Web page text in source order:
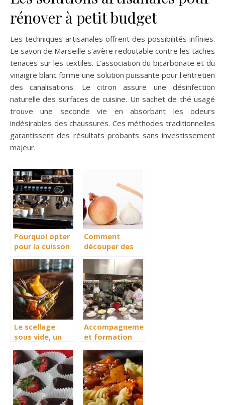
rénover à petit budget
Les techniques artisanales offrent des possibilités infinies.
Le savon de Marseille s'avère redoutable contre les taches
tenaces sur les textiles. L'association du bicarbonate et du
vinaigre blanc forme une solution puissante pour l'entretien
des canalisations. Le citron assure une désinfection
naturelle des surfaces de cuisine. Un sachet de thé usagé
trouve une seconde vie en absorbant les odeurs
indésirables des chaussures. Ces méthodes traditionnelles
garantissent des résultats probants sans investissement
majeur.
Pourquoi opter
pour la cuisson
une plancha
électrique?
Comment
découper des
couler la
moindre larme ?
Le scellage
sous vide, un
énorme
Accompagnement
et formation
de la
restauration